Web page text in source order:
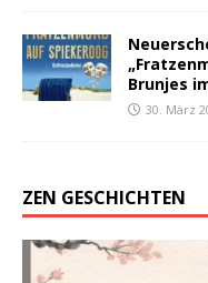
Brunjes
30. März
ZEN GESCHICHTEN